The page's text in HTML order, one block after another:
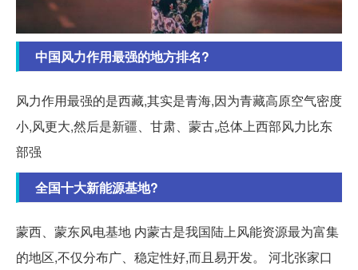
中国风力作用最强的地方排名?
风力作用最强的是西藏,其实是青海,因为青藏高原空气密度
小,风更大,然后是新疆、甘肃、蒙古,总体上西部风力比东
部强
全国十大新能源基地?
蒙西、蒙东风电基地 内蒙古是我国陆上风能资源最为富集
的地区,不仅分布广、稳定性好,而且易开发。 河北张家口